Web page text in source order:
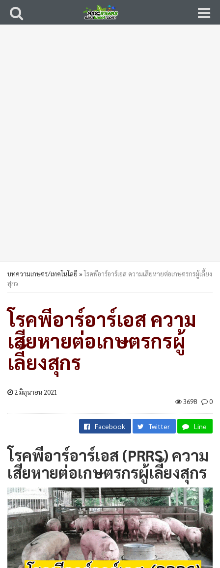
บทความเกษตร/เทคโนโลยี »โรคพีอาร์อาร์เอส ความเสียหายต่อเกษตรกรผู้เลี้ยง
สุกร
โรคพีอาร์อาร์เอส ความ
เสียหายต่อเกษตรกรผู้
เลี้ยงสุกร
2 มิถุนายน 2021
3698
0
Facebook Twitter Line
โรคพีอาร์อาร์เอส (PRRS) ความ
เสียหายต่อเกษตรกรผู้เลี้ยงสุกร